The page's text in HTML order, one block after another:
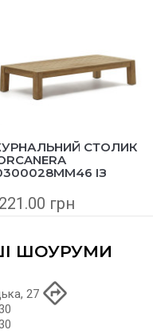
СТОЛИК
ІЗ
грн
ШОУРУМИ
27